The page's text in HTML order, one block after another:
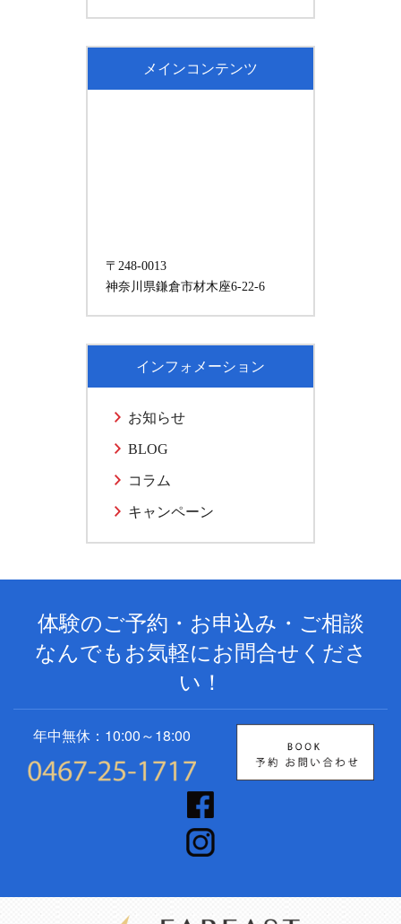
メインコンテンツ
〒248-0013
神奈川県鎌倉市材木座6-22-6
インフォメーション
お知らせ
BLOG
コラム
キャンペーン
体験のご予約・お申込み・ご相談
なんでもお気軽にお問合せくださ
い！
年中無休：10:00～18:00